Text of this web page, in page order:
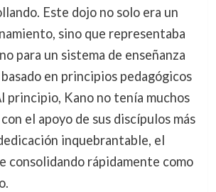
Este dojo no solo era un
sino que representaba
para un sistema de enseñanza
en principios pedagógicos
principio, Kano no tenía muchos
el apoyo de sus discípulos más
inquebrantable, el
consolidando rápidamente como